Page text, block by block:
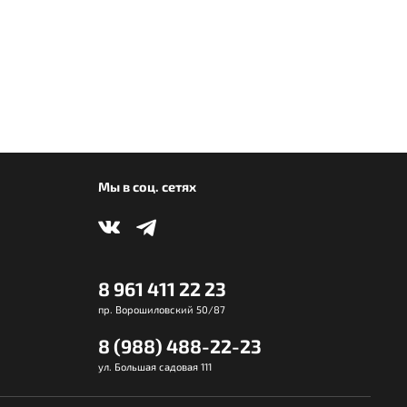
Мы в соц. сетях
8 961 411 22 23
пр. Ворошиловский 50/87
8 (988) 488-22-23
ул. Большая садовая 111